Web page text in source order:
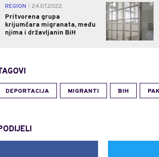
REGION
24.07.2022.
Pritvorena grupa
krijumčara migranata, među
njima i državljanin BiH
0
DEPORTACIJA MIGRANTI BIH